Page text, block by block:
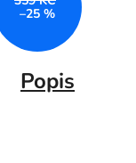
–25 %
Popis